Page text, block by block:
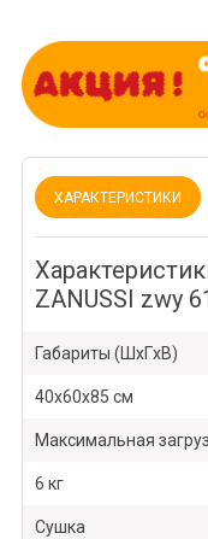
ХАРАКТЕРИСТИКИ
ZANUSSI zwy
Габариты (ШxГxВ)
40x60x85 см
Максимальная
6 кг
Сушка